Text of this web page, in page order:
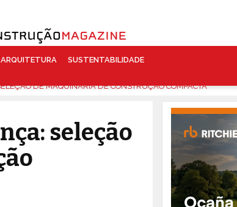
ARQUITETURA
SUSTENTABILIDADE
DE MAQUINARIA DE CONSTRUÇÃO COMPACTA
seleção